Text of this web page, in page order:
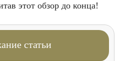
этот обзор до конца!
статьи